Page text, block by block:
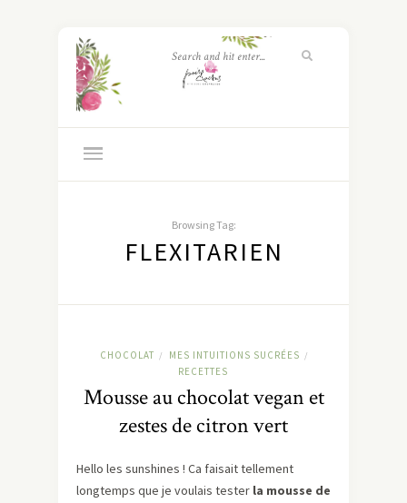
Browsing Tag:
FLEXITARIEN
CHOCOLAT / MES INTUITIONS SUCRÉES /
RECETTES
Mousse au chocolat vegan et
zestes de citron vert
Hello les sunshines ! Ca faisait tellement
longtemps que je voulais tester la mousse de